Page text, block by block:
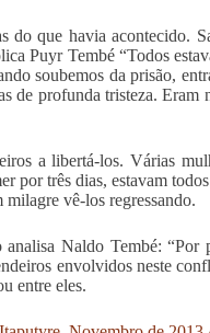
do que havia acontecido.
Puyr Tembé “Todos
soubemos da prisão,
de profunda tristeza. Eram
a libertá-los. Várias
por três dias, estavam
milagre vê-los regressando.
Naldo Tembé: “Por
envolvidos neste
entre eles.